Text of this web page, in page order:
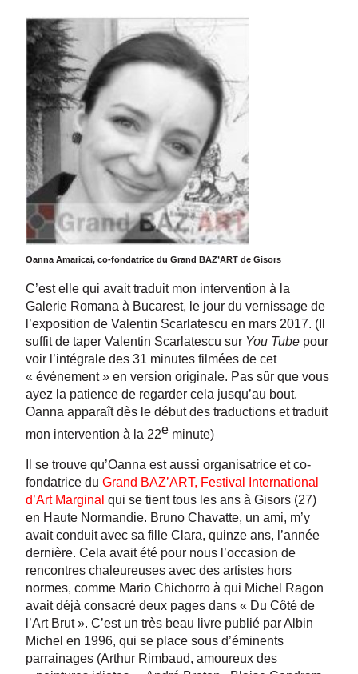
Oanna Amaricai, co-fondatrice du Grand BAZ’ART de Gisors
C’est elle qui avait traduit mon intervention à la
Galerie Romana à Bucarest, le jour du vernissage de
l’exposition de Valentin Scarlatescu en mars 2017. (Il
suffit de taper Valentin Scarlatescu sur You Tube pour
voir l’intégrale des 31 minutes filmées de cet
« événement » en version originale. Pas sûr que vous
ayez la patience de regarder cela jusqu’au bout.
Oanna apparaît dès le début des traductions et traduit
mon intervention à la 22e minute)
Il se trouve qu’Oanna est aussi organisatrice et co-
fondatrice du Grand BAZ’ART, Festival International
d’Art Marginal qui se tient tous les ans à Gisors (27)
en Haute Normandie. Bruno Chavatte, un ami, m’y
avait conduit avec sa fille Clara, quinze ans, l’année
dernière. Cela avait été pour nous l’occasion de
rencontres chaleureuses avec des artistes hors
normes, comme Mario Chichorro à qui Michel Ragon
avait déjà consacré deux pages dans « Du Côté de
l’Art Brut ». C’est un très beau livre publié par Albin
Michel en 1996, qui se place sous d’éminents
parrainages (Arthur Rimbaud, amoureux des